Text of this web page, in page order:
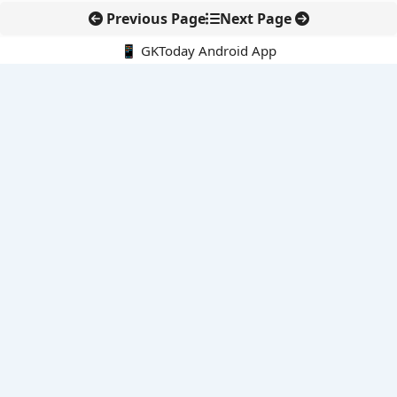
Previous Page Next Page
📱 GKToday Android App